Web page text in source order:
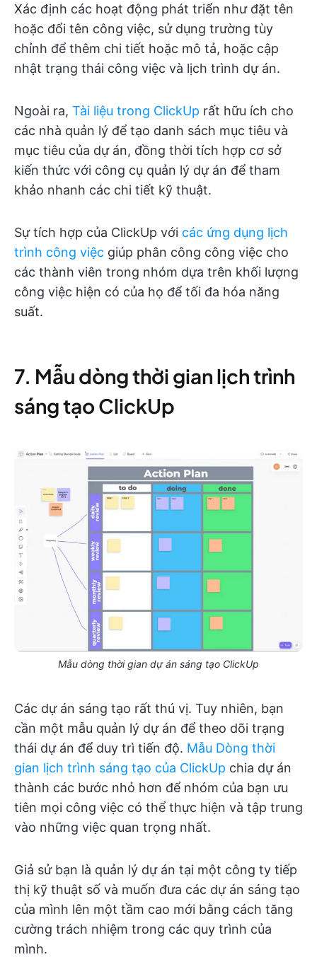
Xác định các hoạt động phát triển như đặt tên
hoặc đổi tên công việc, sử dụng trường tùy
chỉnh để thêm chi tiết hoặc mô tả, hoặc cập
nhật trạng thái công việc và lịch trình dự án.
Ngoài ra, Tài liệu trong ClickUp rất hữu ích cho
các nhà quản lý để tạo danh sách mục tiêu và
mục tiêu của dự án, đồng thời tích hợp cơ sở
kiến thức với công cụ quản lý dự án để tham
khảo nhanh các chi tiết kỹ thuật.
Sự tích hợp của ClickUp với các ứng dụng lịch
trình công việc giúp phân công công việc cho
các thành viên trong nhóm dựa trên khối lượng
công việc hiện có của họ để tối đa hóa năng
suất.
7. Mẫu dòng thời gian lịch trình
sáng tạo ClickUp
Mẫu dòng thời gian dự án sáng tạo ClickUp
Các dự án sáng tạo rất thú vị. Tuy nhiên, bạn
cần một mẫu quản lý dự án để theo dõi trạng
thái dự án để duy trì tiến độ. Mẫu Dòng thời
gian lịch trình sáng tạo của ClickUp chia dự án
thành các bước nhỏ hơn để nhóm của bạn ưu
tiên mọi công việc có thể thực hiện và tập trung
vào những việc quan trọng nhất.
Giả sử bạn là quản lý dự án tại một công ty tiếp
thị kỹ thuật số và muốn đưa các dự án sáng tạo
của mình lên một tầm cao mới bằng cách tăng
cường trách nhiệm trong các quy trình của
mình.